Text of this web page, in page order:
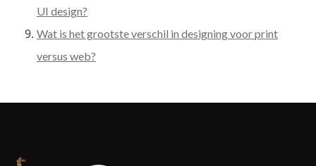
UI design?
Wat is het grootste verschil in designing voor print
versus web?